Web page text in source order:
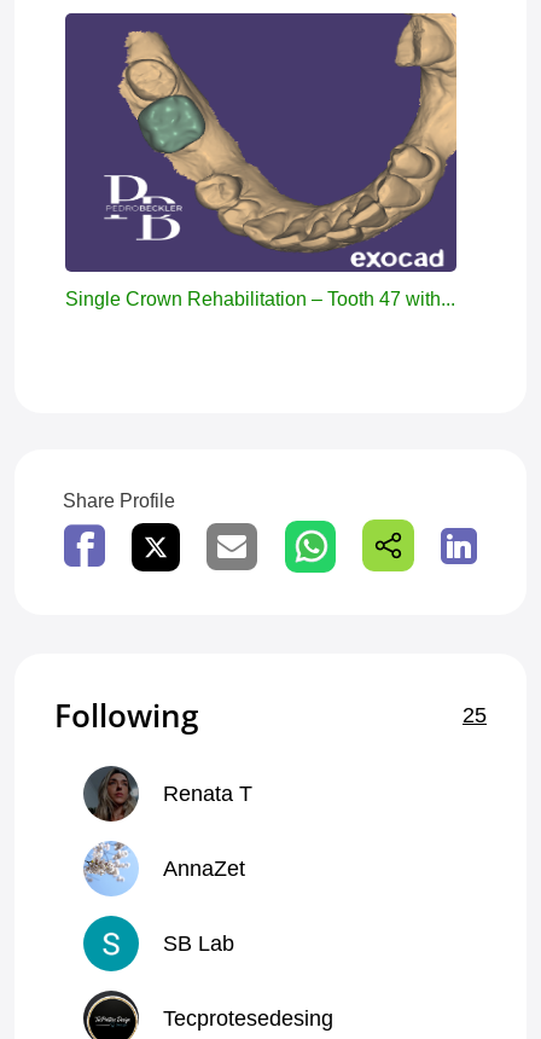
Single Crown Rehabilitation – Tooth 47 with Mesial
Share Profile
Following 25
Renata T
AnnaZet
SB Lab
Tecprotesedesing